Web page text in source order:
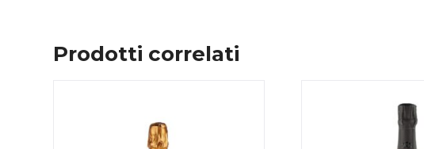
Prodotti correlati